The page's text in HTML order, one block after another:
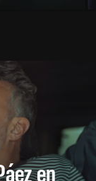
en